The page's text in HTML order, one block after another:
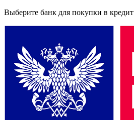
Выберите банк для покупки в кредит